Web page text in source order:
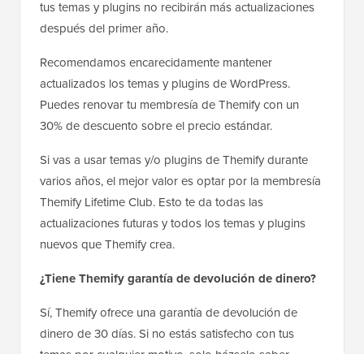
tus temas y plugins no recibirán más actualizaciones
después del primer año.
Recomendamos encarecidamente mantener
actualizados los temas y plugins de WordPress.
Puedes renovar tu membresía de Themify con un
30% de descuento sobre el precio estándar.
Si vas a usar temas y/o plugins de Themify durante
varios años, el mejor valor es optar por la membresía
Themify Lifetime Club. Esto te da todas las
actualizaciones futuras y todos los temas y plugins
nuevos que Themify crea.
¿Tiene Themify garantía de devolución de dinero?
Sí, Themify ofrece una garantía de devolución de
dinero de 30 días. Si no estás satisfecho con tus